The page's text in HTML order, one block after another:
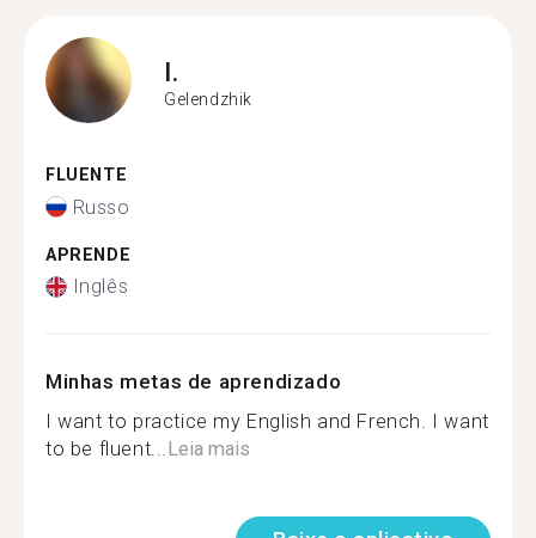
I.
Gelendzhik
FLUENTE
Russo
APRENDE
Inglês
Minhas metas de aprendizado
I want to practice my English and French. I want
to be fluent...Leia mais